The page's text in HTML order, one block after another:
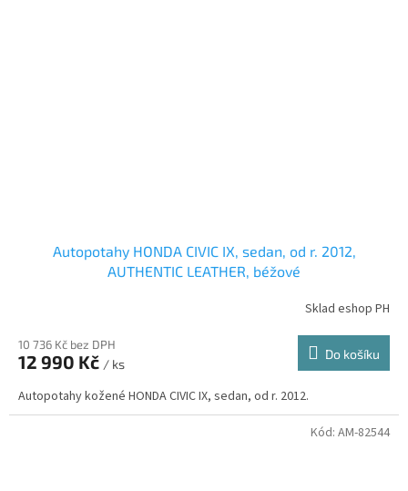
Autopotahy HONDA CIVIC IX, sedan, od r. 2012,
AUTHENTIC LEATHER, béžové
Sklad eshop PH
10 736 Kč bez DPH
12 990 Kč / ks
Do košíku
Autopotahy kožené HONDA CIVIC IX, sedan, od r. 2012.
Kód: AM-82544